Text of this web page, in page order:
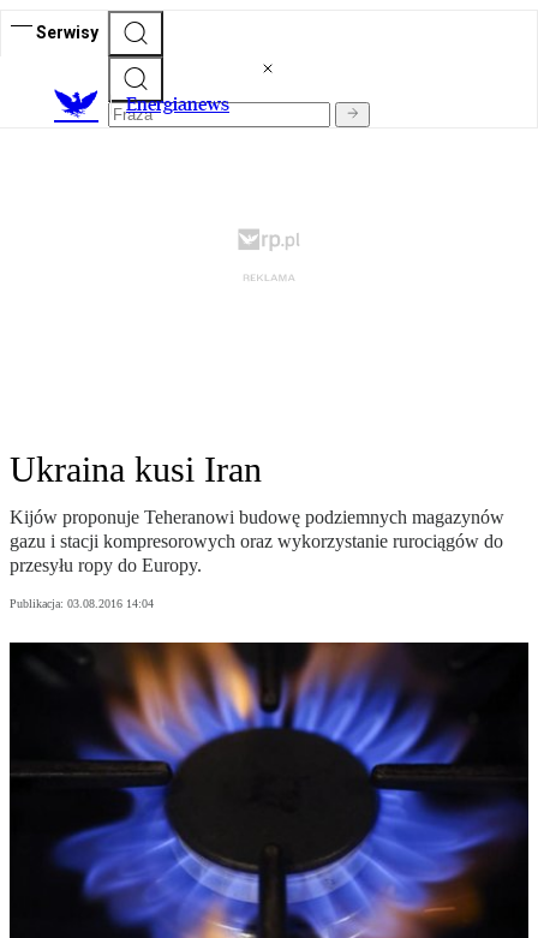
Serwisy
Energianews
Ukraina kusi Iran
Kijów proponuje Teheranowi budowę podziemnych magazynów
gazu i stacji kompresorowych oraz wykorzystanie rurociągów do
przesyłu ropy do Europy.
Publikacja: 03.08.2016 14:04